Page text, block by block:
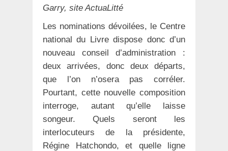
Garry, site ActuaLitté
Les nominations dévoilées, le Centre
national du Livre dispose donc d’un
nouveau conseil d’administration :
deux arrivées, donc deux départs,
que l’on n’osera pas corréler.
Pourtant, cette nouvelle composition
interroge, autant qu’elle laisse
songeur. Quels seront les
interlocuteurs de la présidente,
Régine Hatchondo, et quelle ligne